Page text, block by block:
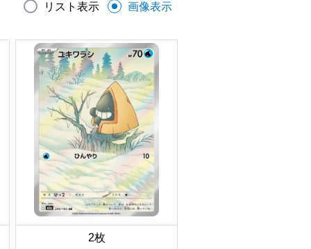
リスト表示 画像表示
2枚